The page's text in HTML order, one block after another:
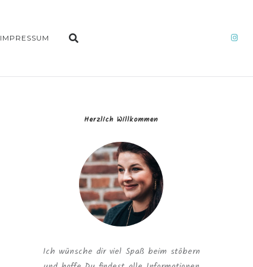
IMPRESSUM
Herzlich Willkommen
Ich wünsche dir viel Spaß beim stöbern